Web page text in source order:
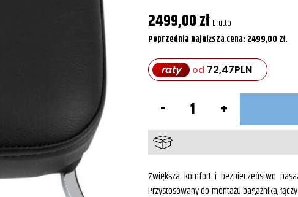
2499,00zł brutto
Poprzednia najniższa cena: 2499,00 zł.
raty od 72,47PLN
Oparcie
pasażera
Chrom
Zwiększa komfort i bezpieczeństwo
Przystosowany do montażu bagażnika,